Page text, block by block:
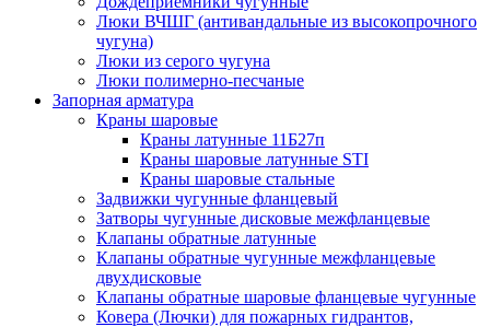
Люки ВЧШГ (антивандальные из высокопрочного
чугуна)
Люки из серого чугуна
Люки полимерно-песчаные
Запорная арматура
Краны шаровые
Краны латунные 11Б27п
Краны шаровые латунные STI
Краны шаровые стальные
Задвижки чугунные фланцевый
Затворы чугунные дисковые межфланцевые
Клапаны обратные латунные
Клапаны обратные чугунные межфланцевые
двухдисковые
Клапаны обратные шаровые фланцевые чугунные
Ковера (Лючки) для пожарных гидрантов,